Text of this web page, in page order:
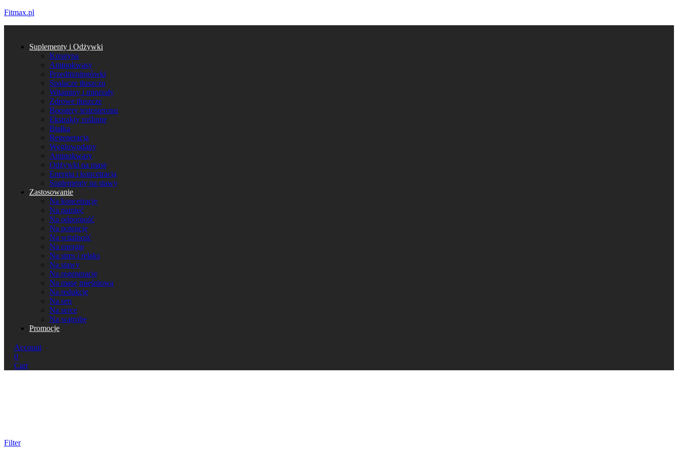
Fitmax.pl
Suplementy i Odżywki
Kreatyna
Aminokwasy
Przedtreningówki
Spalacze tłuszczu
Witaminy i minerały
Zdrowe tłuszcze
Boostery testosteronu
Ekstrakty roślinne
Białka
Regeneracja
Węglowodany
Aminokwasy
Odżywki na masę
Energia i koncetracja
Suplementy na stawy
Zastosowanie
Na koncetrację
Na pamięć
Na odporność
Na potencję
Na witalność
Na energię
Na stres i relaks
Na stawy
Na regenerację
Na masę mięśniową
Na redukcję
Na sen
Na serce
Na wątrobę
Promocje
Account
0
Cart
Filter